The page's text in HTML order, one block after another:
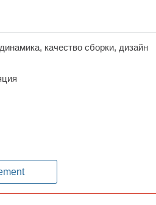
качество сборки, дизайн